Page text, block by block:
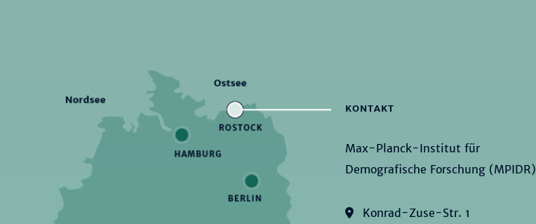
KONTAKT
Max-Planck-Institut für
Demografische Forschung (MPIDR)
Konrad-Zuse-Str. 1